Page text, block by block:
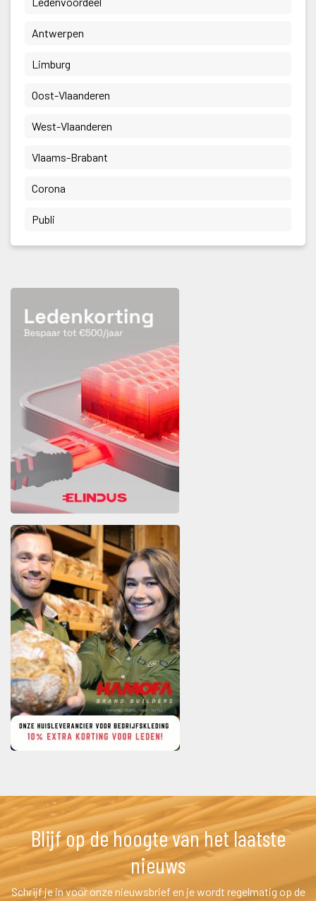
Antwerpen
Limburg
Oost-Vlaanderen
West-Vlaanderen
Vlaams-Brabant
Corona
Publi
Blijf op de hoogte van het laatste
nieuw
Schrijf je in voor onze nieuwsbrief en je wordt regelmatig op de